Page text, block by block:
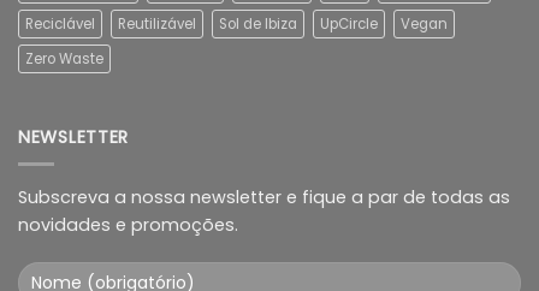
Reciclável
Reutilizável Sol de Ibiza UpCircle
Vegan
Zero Waste
NEWSLETTER
Subscreva a nossa newsletter e fique a par de todas as
novidades e promoções.